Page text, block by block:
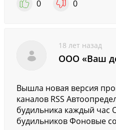
0 0
18 лет назад
ООО «Ваш
Вышла новая версия
каналов RSS
будильника каждый час
будильников Фоновые